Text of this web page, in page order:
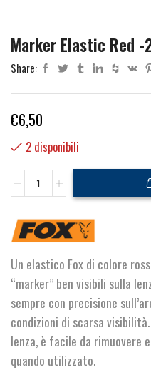
Marker Elastic Red -
Share:
€6,50
2 disponibili
Marker
Elastic
-20
M
quantità
Un elastico Fox di colore
“marker” ben visibili sulla
sempre con precisione
condizioni di scarsa
lenza, è facile da rimuovere
quando utilizzato.